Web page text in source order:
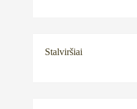
Stalviršiai